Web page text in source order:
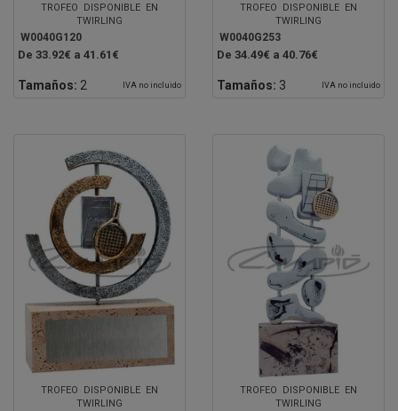
TROFEO DISPONIBLE EN
TWIRLING
W0040G120
De 33.92€ a 41.61€
Tamaños: 2 IVA no incluido
TROFEO DISPONIBLE EN
TWIRLING
W0040G253
De 34.49€ a 40.76€
Tamaños: 3 IVA no incluido
TROFEO DISPONIBLE EN
TWIRLING
TROFEO DISPONIBLE EN
TWIRLING